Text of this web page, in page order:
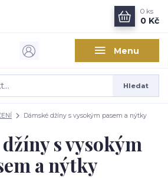
Menu
Hledat
0 ks
0 Kč
Dámské džíny s vysokým pasem a nýtky
s vysokým
a nýtky